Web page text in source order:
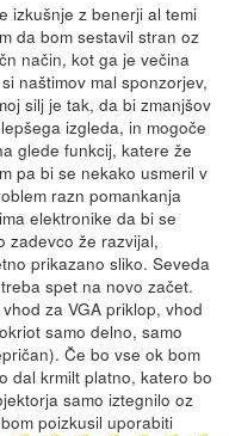
izkušnje z benerji al temi
da bom sestavil stran oz
način, kot ga je večina
naštimov mal sponzorjev,
silj je tak, da bi zmanjšov
izgleda, in mogoče
glede funkcij, katere že
pa bi se nekako usmeril v
razn pomankanja
elektronike da bi se
zadevco že razvijal,
prikazano sliko. Seveda
spet na novo začet.
za VGA priklop, vhod
samo delno, samo
Če bo vse ok bom
dal krmilt platno, katero bo
samo iztegnilo oz
poizkusil uporabiti